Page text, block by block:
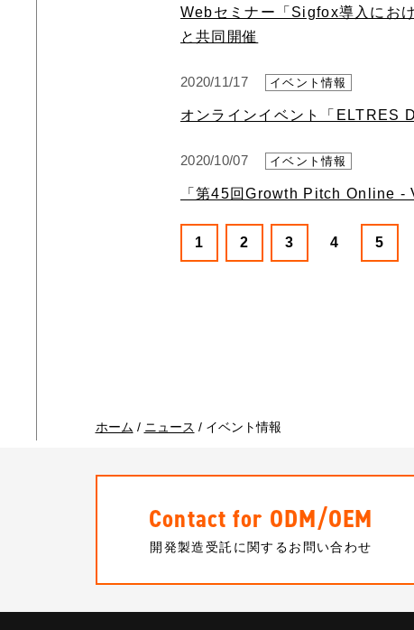
Webセミナー「Sigfox導入にお
と共同開催
2020/11/17 イベント情報
オンラインイベント「ELTRES
2020/10/07 イベント情報
「第45回Growth Pitch Online -
1 2 3 4 5
ホーム / ニュース / イベント情報
Contact for ODM/OEM
開発製造受託に関するお問い合わせ